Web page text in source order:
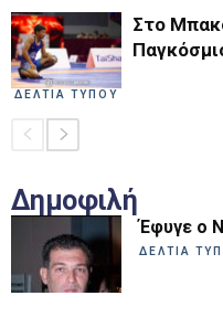
ΔΕΛΤΙΑ ΤΥΠΟΥ
Στο
Δημοφιλή
Έφυγε ο
ΔΕΛΤΙΑ